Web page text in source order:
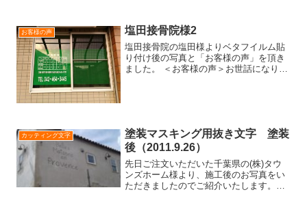
お客様の声 塩田接骨院様2
塩田接骨院の塩田様よりベタフイルム貼
り付け後の写真と「お客様の声」を頂き
ました。 ＜お客様の声＞お世話になりま
カッティング文字
塗装マスキング用抜き文字 塗装
後（2011.9.26）
先日ご注文いただいた千葉県の(株)タウ
ンズホーム様より、施工後のお写真をい
ただきましたのでご紹介いたします。建